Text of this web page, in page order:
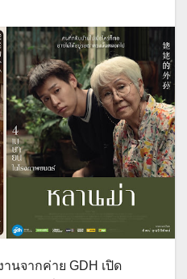
านจากค่าย GDH เปิด